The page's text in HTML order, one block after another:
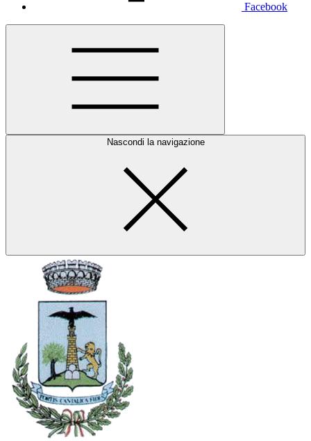
Facebook
Nascondi la navigazione